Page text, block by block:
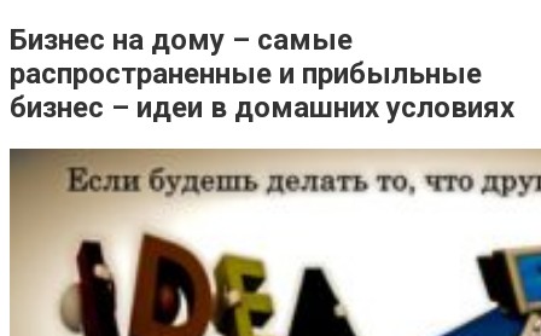
Бизнес на дому – самые
распространенные и прибыльные
бизнес – идеи в домашних условиях